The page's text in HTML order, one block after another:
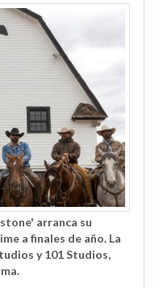
arranca su
a finales de año. La
y 101 Studios,